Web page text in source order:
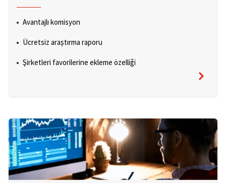
Avantajlı komisyon
Ücretsiz araştırma raporu
Şirketleri favorilerine ekleme özelliği